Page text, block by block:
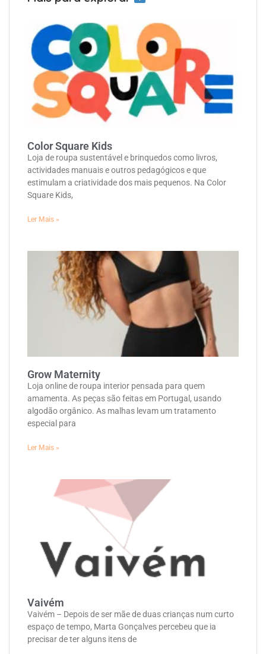
Color Square Kids
Loja de roupa sustentável e brinquedos como livros,
actividades manuais e outros pedagógicos e que
estimulam a criatividade dos mais pequenos. Na Color
Square Kids,
Ler Mais »
Grow Maternity
Loja online de roupa interior pensada para quem
amamenta. As peças são feitas em Portugal, usando
algodão orgânico. As malhas levam um tratamento
especial para
Ler Mais »
Vaivém
Vaivém – Depois de ser mãe de duas crianças num curto
espaço de tempo, Marta Gonçalves percebeu que ia
precisar de ter alguns itens de